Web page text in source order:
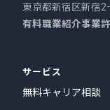
東京都新宿区新宿
有料職業紹介事業
サービス
無料キャリア相談